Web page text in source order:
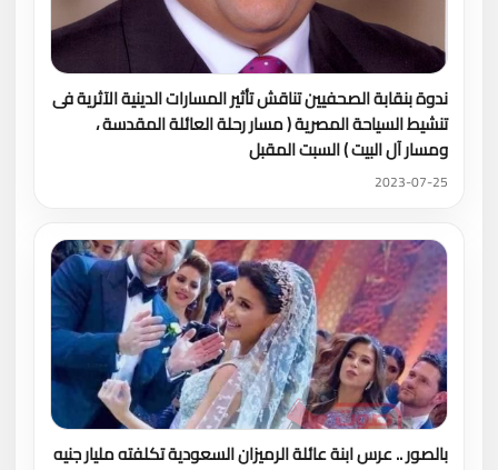
ندوة بنقابة الصحفيين تناقش تأثير المسارات الدينية الآثرية فى
تنشيط السياحة المصرية ( مسار رحلة العائلة المقدسة ،
ومسار آل البيت ) السبت المقبل
2023-07-25
بالصور .. عرس ابنة عائلة الرميزان السعودية تكلفته مليار جنيه